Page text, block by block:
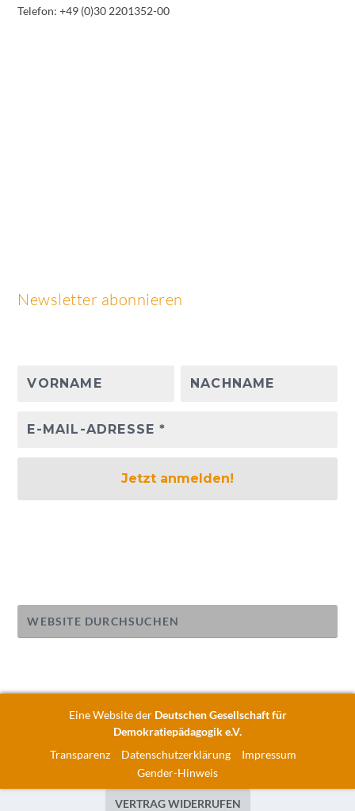
Telefon: +49 (0)30 2201352-00
Newsletter abonnieren
Eine Website der Deutschen Gesellschaft für
Demokratiepädagogik e.V.
Transparenz
Datenschutzerklärung
Impressum
Gender-Hinweis
VERTRAG WIDERRUFEN